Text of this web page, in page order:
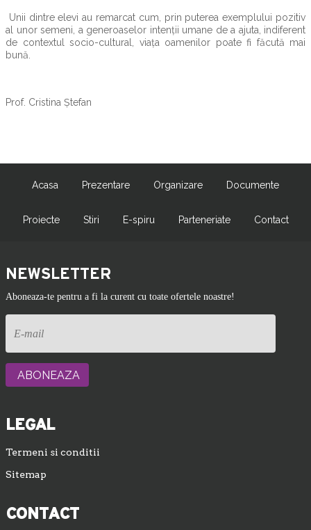
Unii dintre elevi au remarcat cum, prin puterea exemplului pozitiv
al unor semeni, a generoaselor intenţii umane de a ajuta, indiferent
de contextul socio-cultural, viaţa oamenilor poate fi făcută mai
bună.
Prof. Cristina Ştefan
Acasa Prezentare Organizare Documente
Proiecte Stiri E-spiru Parteneriate Contact
NEWSLETTER
Aboneaza-te pentru a fi la curent cu toate ofertele noastre!
LEGAL
Termeni si conditii
Sitemap
CONTACT